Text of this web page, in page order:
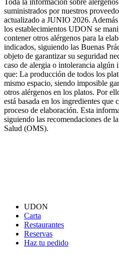
suministrados por nuestros
actualizado a JUNIO 2026. Además
los establecimientos UDON se
contener otros alérgenos para la
indicados, siguiendo las Buenas
objeto de garantizar su seguridad
caso de alergia o intolerancia algún
que: La producción de todos los
mismo espacio, siendo imposible
otros alérgenos en los platos. Por
está basada en los ingredientes que
proceso de elaboración. Esta
siguiendo las recomendaciones de
Salud (OMS).
UDON
Carta
Restaurantes
Reservas
Haz tu pedido